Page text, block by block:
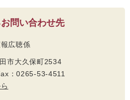
問い合わせ先
広聴係
市大久保町2534
：0265-53-4511